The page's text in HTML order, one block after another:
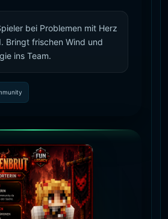
bei Problemen mit Herz
Bringt frischen Wind und
ins Team.